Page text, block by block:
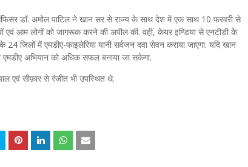
डॉ. अमोल पाटिल ने खान सर से राज्य के साथ देश में एक साथ 10 फरवरी से
एवं आम लोगों को जागरूक करने की अपील की. वहीं, केयर इण्डिया से एनटीडी के
जिलों में एमडीए-फाइलेरिया यानी सर्वजन दवा सेवन कराया जाएगा. यदि खान
अभियान को अधिक सफल बनाया जा सकेगा.
एवं सीफ़ार से रंजीत भी उपस्थित थे.